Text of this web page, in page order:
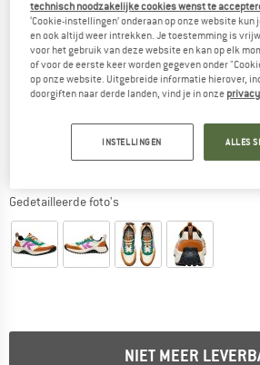
Gedetailleerde foto's
NIET MEER
technisch noodzakelijke cookies wenst te
‘Cookie-instellingen’ onderaan op onze website
en ook altijd weer intrekken. Je toestemming is
voor het gebruik van deze website en kan op elk
of voor de eerste keer worden gegeven onder
op onze website. Uitgebreide informatie hierover,
doorgiften naar derde landen, vind je in onze
INSTELLINGEN ALLES